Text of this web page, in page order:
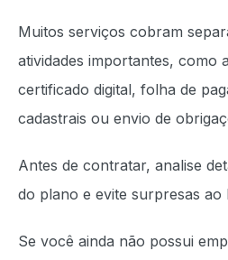
Muitos serviços cobram
atividades importantes, como
certificado digital, folha de
cadastrais ou envio de
Antes de contratar, analise
do plano e evite surpresas ao
Se você ainda não possui